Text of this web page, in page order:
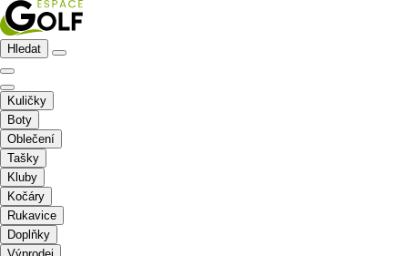
Hledat
Kuličky
Boty
Oblečení
Tašky
Kluby
Kočáry
Rukavice
Doplňky